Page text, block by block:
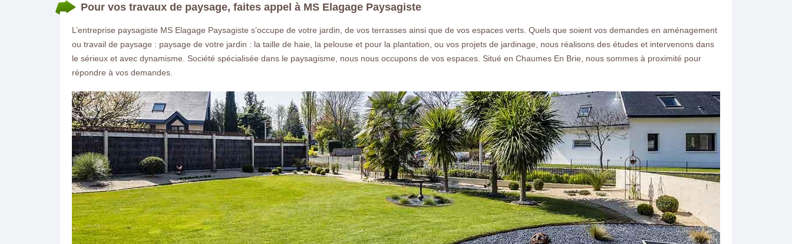
ON VOUS RAPPELLE GRATUITEMENT
conseiller et faire un devis gratuit.
Nos réalisations Nous contacter
Pour vos travaux de paysage, faites appel à MS Elagage Paysagiste
L’entreprise paysagiste MS Elagage Paysagiste s’occupe de votre jardin, de vos terrasses ainsi que de vos espaces verts. Quels que soient vos demandes en aménagement
ou travail de paysage : paysage de votre jardin : la taille de haie, la pelouse et pour la plantation, ou vos projets de jardinage, nous réalisons des études et intervenons dans
le sérieux et avec dynamisme. Société spécialisée dans le paysagisme, nous nous occupons de vos espaces. Situé en Chaumes En Brie, nous sommes à proximité pour
répondre à vos demandes.